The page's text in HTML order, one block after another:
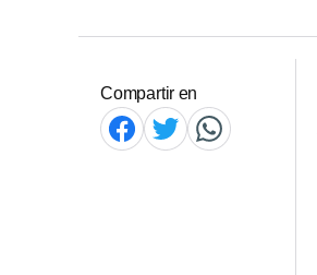
Compartir en